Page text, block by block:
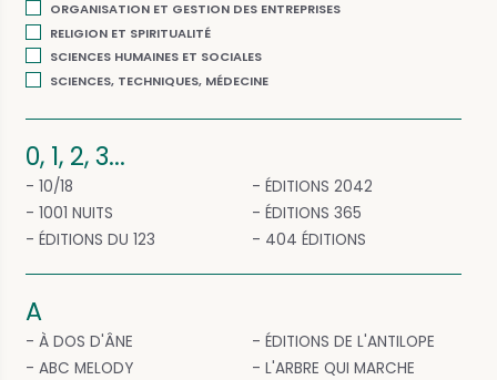
ORGANISATION ET GESTION DES ENTREPRISES
RELIGION ET SPIRITUALITÉ
SCIENCES HUMAINES ET SOCIALES
SCIENCES, TECHNIQUES, MÉDECINE
0, 1, 2, 3...
10/18
1001 NUITS
ÉDITIONS DU 123
ÉDITIONS 2042
ÉDITIONS 365
404 ÉDITIONS
A
À DOS D'ÂNE
ABC MELODY
ÉDITIONS DE L'ANTILOPE
L'ARBRE QUI MARCHE